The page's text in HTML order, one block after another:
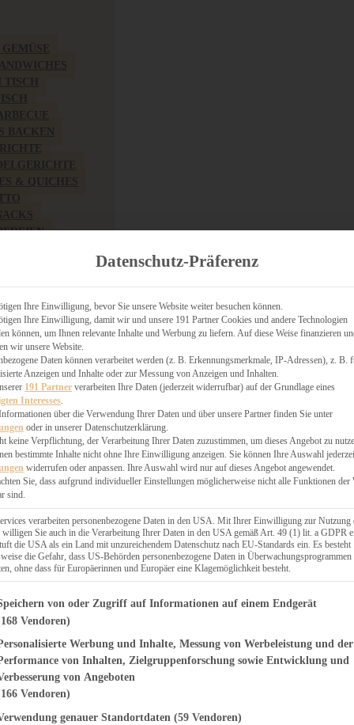
CHUTNEYS
Suche
SOMMER
mit
Datenschutz-Präferenz
Ihre Einwilligung, bevor Sie unsere Website weiter besuchen können.
Ihre Einwilligung, damit wir und unsere 191 Partner Cookies und andere Technologien
können, um Ihnen relevante Inhalte und Werbung zu liefern. Auf diese Weise finanzieren
wir unsere Website.
Daten können verarbeitet werden (z. B. Erkennungsmerkmale, IP-Adressen), z. B.
Anzeigen und Inhalte oder zur Messung von Anzeigen und Inhalten.
191 Partner verarbeiten Ihre Daten (jederzeit widerrufbar) auf der Grundlage eines
Interesses
über die Verwendung Ihrer Daten und über unsere Partner finden Sie unter
oder in unserer Datenschutzerklärung.
keine Verpflichtung, der Verarbeitung Ihrer Daten zuzustimmen, um dieses Angebot zu
bestimmte Inhalte nicht ohne Ihre Einwilligung anzeigen. Sie können Ihre Auswahl
widerrufen oder anpassen. Ihre Auswahl wird nur auf dieses Angebot angewendet.
Sie, dass aufgrund individueller Einstellungen möglicherweise nicht alle Funktionen der
sind.
verarbeiten personenbezogene Daten in den USA. Mit Ihrer Einwilligung zur Nutzung
willigen Sie auch in die Verarbeitung Ihrer Daten in den USA gemäß Art. 49 (1) lit. a GDPR
die USA als ein Land mit unzureichendem Datenschutz nach EU-Standards ein. Es besteht
die Gefahr, dass US-Behörden personenbezogene Daten in Überwachungsprogrammen
ohne dass für Europäerinnen und Europäer eine Klagemöglichkeit besteht.
finden Sie eine Liste der Zwecke des IAB Transparency and
von oder Zugriff auf Informationen auf einem Endgerät
Vendoren)
Werbung und Inhalte, Messung von Werbeleistung und der
von Inhalten, Zielgruppenforschung sowie Entwicklung und
von Angeboten
Vendoren)
genauer Standortdaten (59 Vendoren)